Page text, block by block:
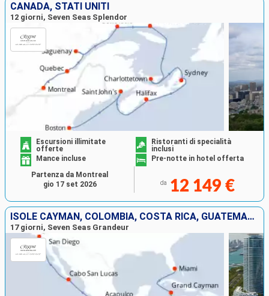
CANADA, STATI UNITI
12 giorni, Seven Seas Splendor
Escursioni illimitate
offerte
Ristoranti di specialità
inclusi
Mance incluse
Pre-notte in hotel offerta
da 12 149 €
Partenza da Montreal
gio 17 set 2026
ISOLE CAYMAN, COLOMBIA, COSTA RICA, GUATEMALA, MESSICO, STATI UNITI
17 giorni, Seven Seas Grandeur